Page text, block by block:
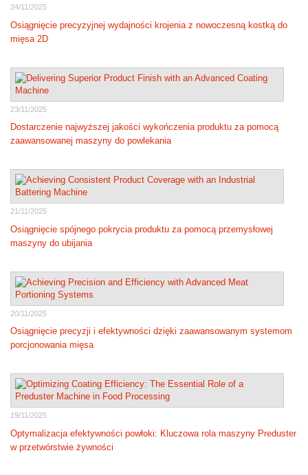
24/11/2025
Osiągnięcie precyzyjnej wydajności krojenia z nowoczesną kostką do
mięsa 2D
23/11/2025
Dostarczenie najwyższej jakości wykończenia produktu za pomocą
zaawansowanej maszyny do powlekania
21/11/2025
Osiągnięcie spójnego pokrycia produktu za pomocą przemysłowej
maszyny do ubijania
20/11/2025
Osiągnięcie precyzji i efektywności dzięki zaawansowanym systemom
porcjonowania mięsa
19/11/2025
Optymalizacja efektywności powłoki: Kluczowa rola maszyny Preduster
w przetwórstwie żywności